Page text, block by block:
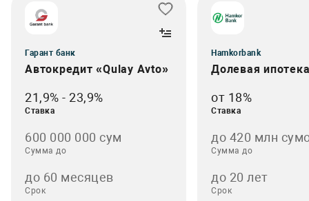
Гарант банк
Автокредит «Qulay Avto»
21,9% - 23,9%
Ставка
600 000 000 сум
Сумма до
до 60 месяцев
Срок
Hamkorbank
Долевая
от 18%
Ставка
до 420 млн
Сумма до
до 20 лет
Срок